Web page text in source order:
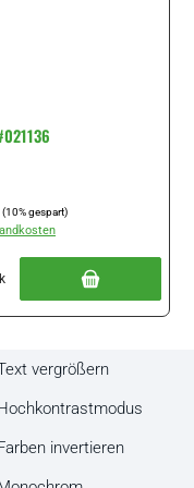
(10% gespart)
vergrößern
invertieren